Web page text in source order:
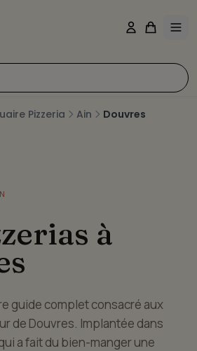
Pizzeria Ain Douvres
à
guide complet consacré aux
de Douvres. Implantée dans
a fait du bien-manger une